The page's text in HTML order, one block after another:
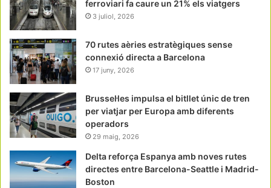
ferroviari fa caure un 21% els viatgers
3 juliol, 2026
70 rutes aèries estratègiques sense
connexió directa a Barcelona
17 juny, 2026
Brussel·les impulsa el bitllet únic de tren
per viatjar per Europa amb diferents
operadors
29 maig, 2026
Delta reforça Espanya amb noves rutes
directes entre Barcelona-Seattle i Madrid-
Boston